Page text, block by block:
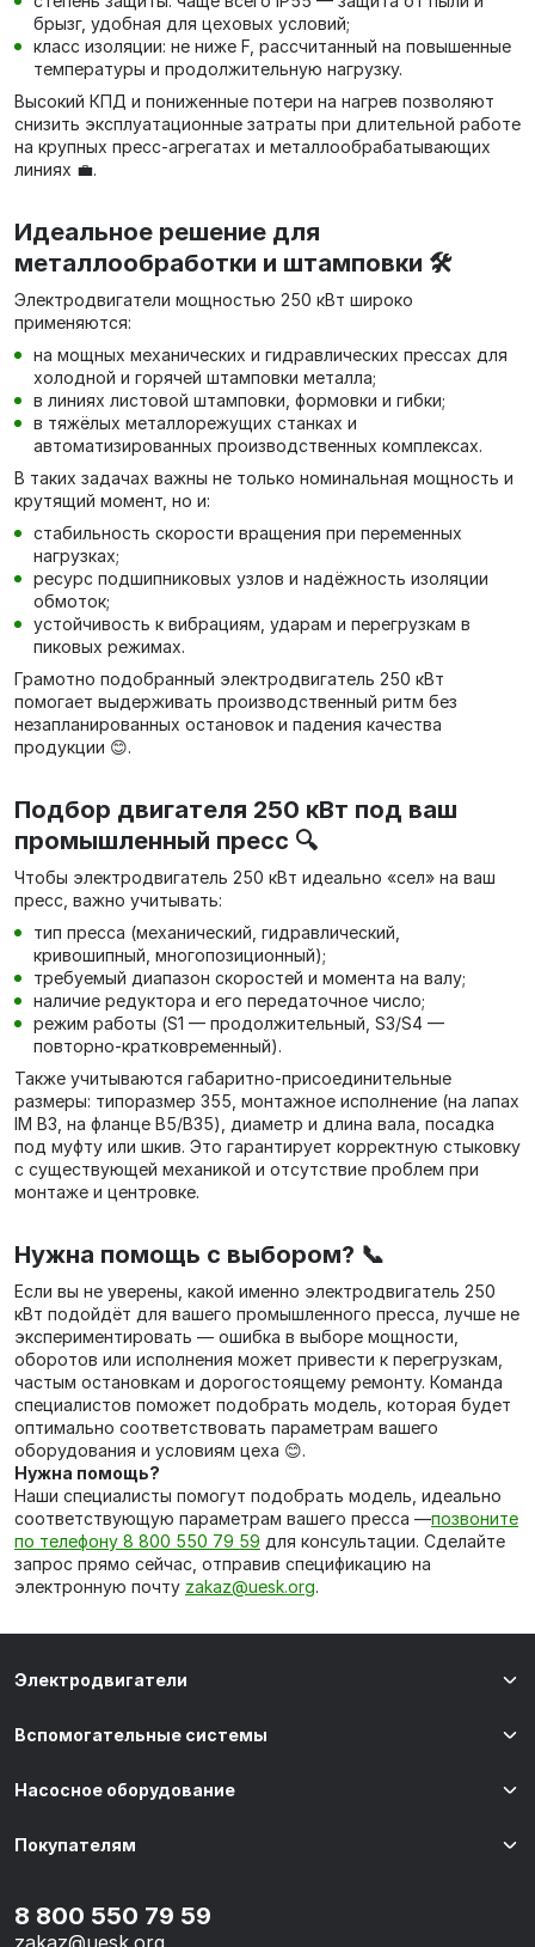
брызг, удобная для цеховых условий;
класс изоляции: не ниже F, рассчитанный на повышенные
температуры и продолжительную нагрузку.
Высокий КПД и пониженные потери на нагрев позволяют
снизить эксплуатационные затраты при длительной работе
на крупных пресс‑агрегатах и металлообрабатывающих
линиях 💼.
Идеальное решение для
металлообработки и штамповки 🛠️
Электродвигатели мощностью 250 кВт широко
применяются:
на мощных механических и гидравлических прессах для
холодной и горячей штамповки металла;
в линиях листовой штамповки, формовки и гибки;
в тяжёлых металлорежущих станках и
автоматизированных производственных комплексах.
В таких задачах важны не только номинальная мощность и
крутящий момент, но и:
стабильность скорости вращения при переменных
нагрузках;
ресурс подшипниковых узлов и надёжность изоляции
обмоток;
устойчивость к вибрациям, ударам и перегрузкам в
пиковых режимах.
Грамотно подобранный электродвигатель 250 кВт
помогает выдерживать производственный ритм без
незапланированных остановок и падения качества
продукции 😊.
Подбор двигателя 250 кВт под ваш
промышленный пресс 🔍
Чтобы электродвигатель 250 кВт идеально «сел» на ваш
пресс, важно учитывать:
тип пресса (механический, гидравлический,
кривошипный, многопозиционный);
требуемый диапазон скоростей и момента на валу;
наличие редуктора и его передаточное число;
режим работы (S1 — продолжительный, S3/S4 —
повторно‑кратковременный).
Также учитываются габаритно‑присоединительные
размеры: типоразмер 355, монтажное исполнение (на лапах
IM B3, на фланце B5/B35), диаметр и длина вала, посадка
под муфту или шкив. Это гарантирует корректную стыковку
с существующей механикой и отсутствие проблем при
монтаже и центровке.
Нужна помощь с выбором? 📞
Если вы не уверены, какой именно электродвигатель 250
кВт подойдёт для вашего промышленного пресса, лучше не
экспериментировать — ошибка в выборе мощности,
оборотов или исполнения может привести к перегрузкам,
частым остановкам и дорогостоящему ремонту. Команда
специалистов поможет подобрать модель, которая будет
оптимально соответствовать параметрам вашего
оборудования и условиям цеха 😊.
Нужна помощь?
Наши специалисты помогут подобрать модель, идеально
соответствующую параметрам вашего пресса —позвоните
по телефону 8 800 550 79 59 для консультации. Сделайте
запрос прямо сейчас, отправив спецификацию на
электронную почту zakaz@uesk.org.
Электродвигатели
Вспомогательные системы
Насосное оборудование
Покупателям
8 800 550 79 59
zakaz@uesk.org